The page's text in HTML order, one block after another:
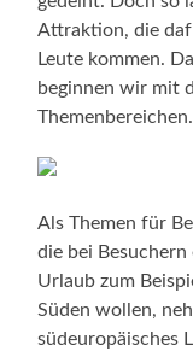
Attraktion, die
Leute kommen.
beginnen wir mit
Themenbereichen.
Als Themen für
die bei Besuchern
Urlaub zum
Süden wollen,
südeuropäisches